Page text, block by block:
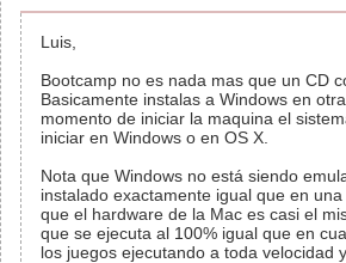
Luis,
Bootcamp no es nada mas que un CD
Basicamente instalas a Windows en
momento de iniciar la maquina el
iniciar en Windows o en OS X.
Nota que Windows no está siendo
instalado exactamente igual que en
que el hardware de la Mac es casi el
que se ejecuta al 100% igual que en
los juegos ejecutando a toda velocidad